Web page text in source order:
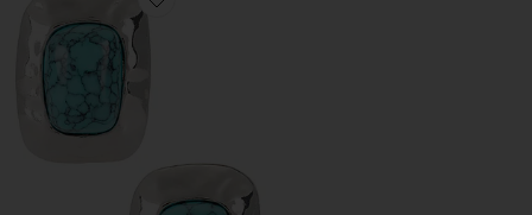
Favorite GIOVANA ラージスタッズイヤリング